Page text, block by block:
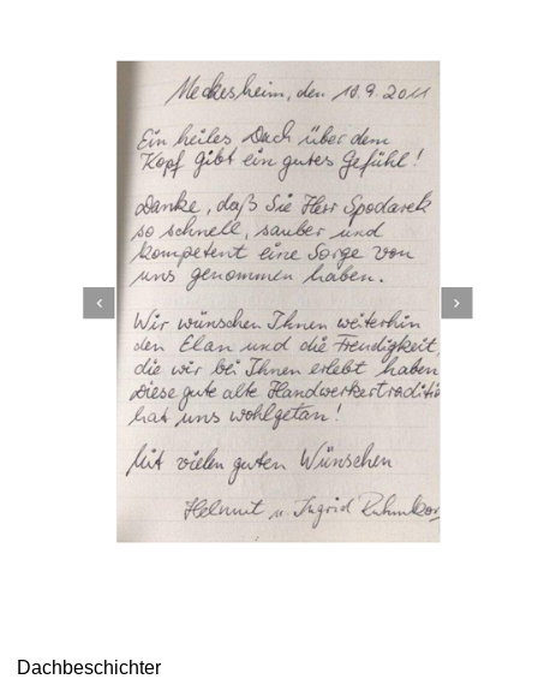
Dachbeschichter